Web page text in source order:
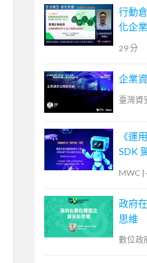
行動
化企
29 分
企業
臺灣資
《運
SDK
提示
MWC |
政府
思維
數位政